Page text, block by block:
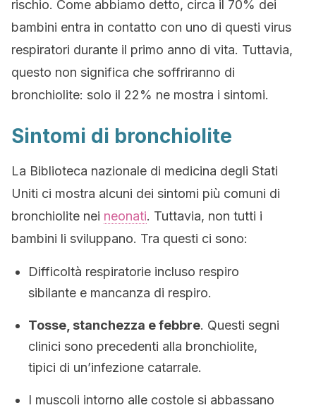
rischio. Come abbiamo detto, circa il 70% dei
bambini entra in contatto con uno di questi virus
respiratori durante il primo anno di vita. Tuttavia,
questo non significa che soffriranno di
bronchiolite: solo il 22% ne mostra i sintomi.
Sintomi di bronchiolite
La Biblioteca nazionale di medicina degli Stati
Uniti ci mostra alcuni dei sintomi più comuni di
bronchiolite nei neonati. Tuttavia, non tutti i
bambini li sviluppano. Tra questi ci sono:
Difficoltà respiratorie incluso respiro
sibilante e mancanza di respiro.
Tosse, stanchezza e febbre. Questi segni
clinici sono precedenti alla bronchiolite,
tipici di un’infezione catarrale.
I muscoli intorno alle costole si abbassano